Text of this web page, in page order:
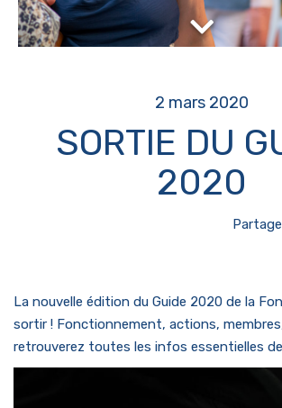
2 mars 2020
SORTIE DU
2020
Partage
La nouvelle édition du Guide 2020 de la
sortir ! Fonctionnement, actions,
retrouverez toutes les infos essentielles